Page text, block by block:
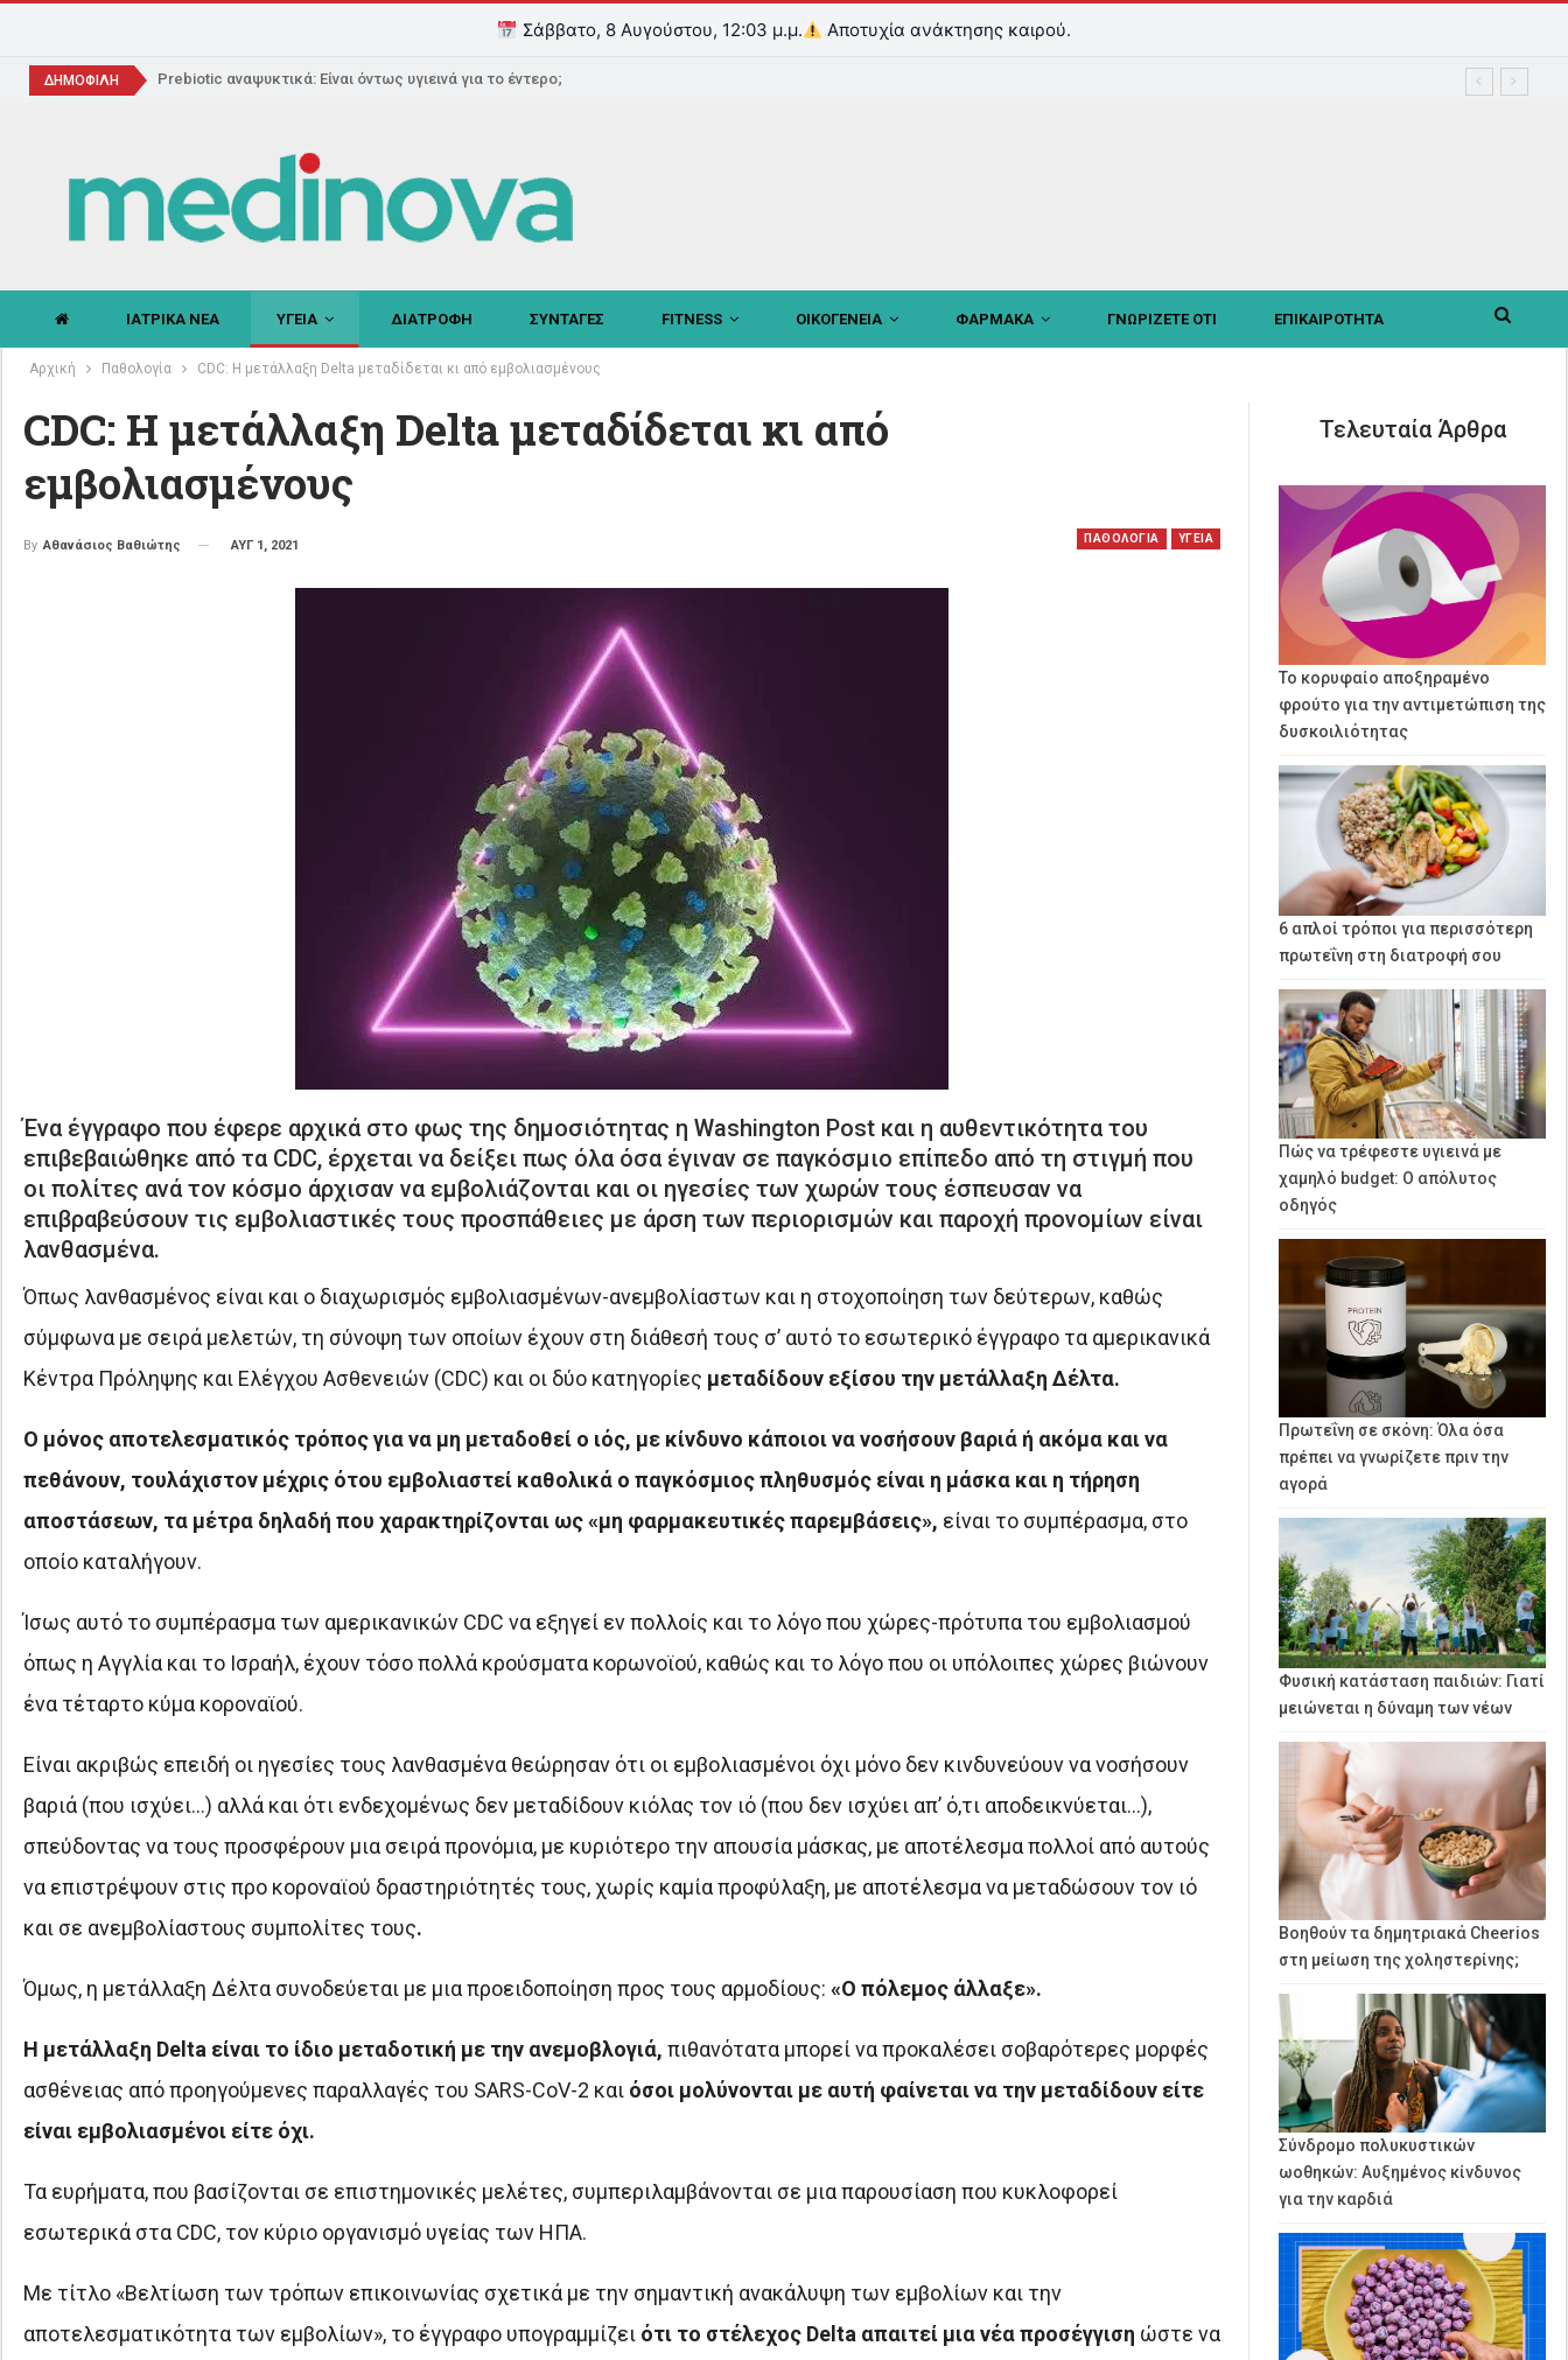
Σάββατο, 8 Αυγούστου, 12:03 μ.μ. Αποτυχία ανάκτησης καιρού.
ΔΗΜΟΦΙΛΗ Prebiotic αναψυκτικά: Είναι όντως υγιεινά για το έντερο;
ΙΑΤΡΙΚΑ ΝΕΑ ΥΓΕΙΑ ΔΙΑΤΡΟΦΗ ΣΥΝΤΑΓΕΣ FITNESS ΟΙΚΟΓΕΝΕΙΑ ΦΑΡΜΑΚΑ ΓΝΩΡΙΖΕΤΕ ΟΤΙ ΕΠΙΚΑΙΡΟΤΗΤΑ
Αρχική Παθολογία CDC: Η μετάλλαξη Delta μεταδίδεται κι από εμβολιασμένους
CDC: Η μετάλλαξη Delta μεταδίδεται κι από
εμβολιασμένους
ΠΑΘΟΛΟΓΙΑ ΥΓΕΙΑ
By Αθανάσιος Βαθιώτης ΑΥΓ 1, 2021
Ένα έγγραφο που έφερε αρχικά στο φως της δημοσιότητας η Washington Post και η αυθεντικότητα του
επιβεβαιώθηκε από τα CDC, έρχεται να δείξει πως όλα όσα έγιναν σε παγκόσμιο επίπεδο από τη στιγμή που
οι πολίτες ανά τον κόσμο άρχισαν να εμβολιάζονται και οι ηγεσίες των χωρών τους έσπευσαν να
επιβραβεύσουν τις εμβολιαστικές τους προσπάθειες με άρση των περιορισμών και παροχή προνομίων είναι
λανθασμένα.
Όπως λανθασμένος είναι και ο διαχωρισμός εμβολιασμένων-ανεμβολίαστων και η στοχοποίηση των δεύτερων, καθώς
σύμφωνα με σειρά μελετών, τη σύνοψη των οποίων έχουν στη διάθεσή τους σ’ αυτό το εσωτερικό έγγραφο τα αμερικανικά
Κέντρα Πρόληψης και Ελέγχου Ασθενειών (CDC) και οι δύο κατηγορίες μεταδίδουν εξίσου την μετάλλαξη Δέλτα.
Ο μόνος αποτελεσματικός τρόπος για να μη μεταδοθεί ο ιός, με κίνδυνο κάποιοι να νοσήσουν βαριά ή ακόμα και να
πεθάνουν, τουλάχιστον μέχρις ότου εμβολιαστεί καθολικά ο παγκόσμιος πληθυσμός είναι η μάσκα και η τήρηση
αποστάσεων, τα μέτρα δηλαδή που χαρακτηρίζονται ως «μη φαρμακευτικές παρεμβάσεις», είναι το συμπέρασμα, στο
οποίο καταλήγουν.
Ίσως αυτό το συμπέρασμα των αμερικανικών CDC να εξηγεί εν πολλοίς και το λόγο που χώρες-πρότυπα του εμβολιασμού
όπως η Αγγλία και το Ισραήλ, έχουν τόσο πολλά κρούσματα κορωνοϊού, καθώς και το λόγο που οι υπόλοιπες χώρες βιώνουν
ένα τέταρτο κύμα κοροναϊού.
Είναι ακριβώς επειδή οι ηγεσίες τους λανθασμένα θεώρησαν ότι οι εμβολιασμένοι όχι μόνο δεν κινδυνεύουν να νοσήσουν
βαριά (που ισχύει…) αλλά και ότι ενδεχομένως δεν μεταδίδουν κιόλας τον ιό (που δεν ισχύει απ’ ό,τι αποδεικνύεται…),
σπεύδοντας να τους προσφέρουν μια σειρά προνόμια, με κυριότερο την απουσία μάσκας, με αποτέλεσμα πολλοί από αυτούς
να επιστρέψουν στις προ κοροναϊού δραστηριότητές τους, χωρίς καμία προφύλαξη, με αποτέλεσμα να μεταδώσουν τον ιό
και σε ανεμβολίαστους συμπολίτες τους.
Όμως, η μετάλλαξη Δέλτα συνοδεύεται με μια προειδοποίηση προς τους αρμοδίους: «Ο πόλεμος άλλαξε».
Η μετάλλαξη Delta είναι το ίδιο μεταδοτική με την ανεμοβλογιά, πιθανότατα μπορεί να προκαλέσει σοβαρότερες μορφές
ασθένειας από προηγούμενες παραλλαγές του SARS-CoV-2 και όσοι μολύνονται με αυτή φαίνεται να την μεταδίδουν είτε
είναι εμβολιασμένοι είτε όχι.
Τα ευρήματα, που βασίζονται σε επιστημονικές μελέτες, συμπεριλαμβάνονται σε μια παρουσίαση που κυκλοφορεί
εσωτερικά στα CDC, τον κύριο οργανισμό υγείας των ΗΠΑ.
Με τίτλο «Βελτίωση των τρόπων επικοινωνίας σχετικά με την σημαντική ανακάλυψη των εμβολίων και την
αποτελεσματικότητα των εμβολίων», το έγγραφο υπογραμμίζει ότι το στέλεχος Delta απαιτεί μια νέα προσέγγιση ώστε να
Τελευταία Άρθρα
Το κορυφαίο αποξηραμένο
φρούτο για την αντιμετώπιση της
δυσκοιλιότητας
6 απλοί τρόποι για περισσότερη
πρωτεΐνη στη διατροφή σου
Πώς να τρέφεστε υγιεινά με
χαμηλό budget: Ο απόλυτος
οδηγός
Πρωτεΐνη σε σκόνη: Όλα όσα
πρέπει να γνωρίζετε πριν την
αγορά
Φυσική κατάσταση παιδιών: Γιατί
μειώνεται η δύναμη των νέων
Βοηθούν τα δημητριακά Cheerios
στη μείωση της χοληστερίνης;
Σύνδρομο πολυκυστικών
ωοθηκών: Αυξημένος κίνδυνος
για την καρδιά